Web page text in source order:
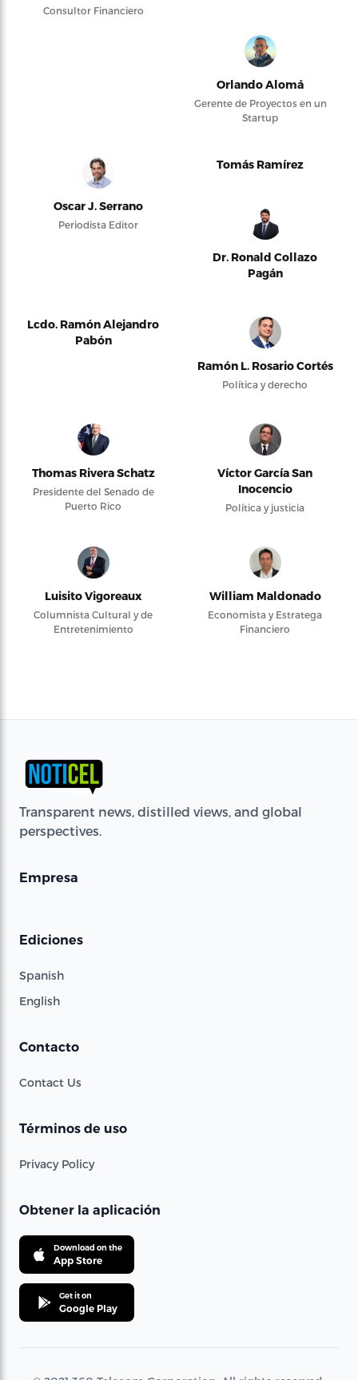
Consultor Financiero
Orlando Alomá
Gerente de Proyectos en un
Startup
Oscar J. Serrano
Periodista Editor
Tomás Ramírez
Dr. Ronald Collazo
Pagán
Lcdo. Ramón Alejandro
Pabón
Ramón L. Rosario Cortés
Política y derecho
Thomas Rivera Schatz
Presidente del Senado de
Puerto Rico
Víctor García San
Inocencio
Política y justicia
Luisito Vigoreaux
Columnista Cultural y de
Entretenimiento
William Maldonado
Economista y Estratega
Financiero
Transparent news, distilled views, and global
perspectives.
Empresa
Ediciones
Spanish
English
Contacto
Contact Us
Términos de uso
Privacy Policy
Obtener la aplicación
Download on the
App Store
Get it on
Google Play